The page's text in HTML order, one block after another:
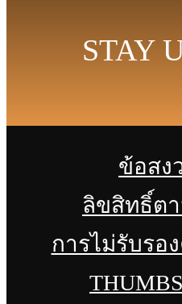
STAY
ข้อสง
ลิขสิทธิ์ต
การไม่รับรอ